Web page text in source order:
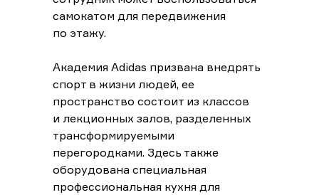
самокатом для передвижения
по этажу.
Академия Adidas призвана внедрять
спорт в жизни людей, ее
пространство состоит из классов
и лекционных залов, разделенных
трансформируемыми
перегородками. Здесь также
оборудована специальная
профессиональная кухня для